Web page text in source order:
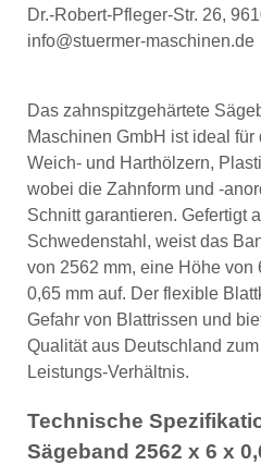
Dr.-Robert-Pfleger-Str. 26,
info@stuermer-maschinen.de
Das zahnspitzgehärtete
Maschinen GmbH ist ideal
Weich- und Harthölzern,
wobei die Zahnform und -
Schnitt garantieren. Gefertigt
Schwedenstahl, weist das
von 2562 mm, eine Höhe von
0,65 mm auf. Der flexible
Gefahr von Blattrissen und
Qualität aus Deutschland
Leistungs-Verhältnis.
Technische
Sägeband 2562 x 6 x